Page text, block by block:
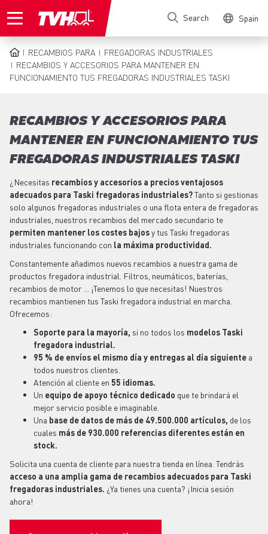
to
Search Spain
BREADCRUMB
RECAMBIOS PARA
FREGADORAS INDUSTRIALES
RECAMBIOS Y ACCESORIOS PARA MANTENER EN
FUNCIONAMIENTO TUS FREGADORAS INDUSTRIALES TASKI
RECAMBIOS Y ACCESORIOS PARA
MANTENER EN FUNCIONAMIENTO TUS
FREGADORAS INDUSTRIALES TASKI
¿Necesitas recambios y accesorios a precios ventajosos
adecuados para Taski fregadoras industriales?Tanto si gestionas
solo algunos fregadoras industriales o una flota entera de fregadoras
industriales, nuestros recambios del mercado secundario te
permiten mantener los costes bajosy tus Taski fregadoras
industriales funcionando con la máxima productividad.
Constantemente añadimos nuevos recambios a nuestra gama de
productos fregadora industrial. Filtros, neumáticos, baterías,
recambios de motor ... ¡Tenemos lo que necesitas! Nuestros
recambios mantienen tus Taski fregadora industrial en marcha.
Ofrecemos:
Soporte para la mayoría, si no todos los modelos Taski
fregadora industrial.
95 % de envíos el mismo día y entregas al día siguiente a
todos nuestros clientes.
Atención al cliente en 55 idiomas.
Un equipo de apoyo técnico dedicado que te brindará el
mejor servicio posible e imaginable.
Una base de datos de más de 49.500.000 artículos, de los
cuales más de 930.000 referencias diferentes están en
stock.
Solicita una cuenta de cliente para nuestra tienda en línea. Tendrás
acceso a una amplia gama de recambios adecuados para Taski
fregadoras industriales. ¿Ya tienes una cuenta? ¡Inicia sesión
ahora!